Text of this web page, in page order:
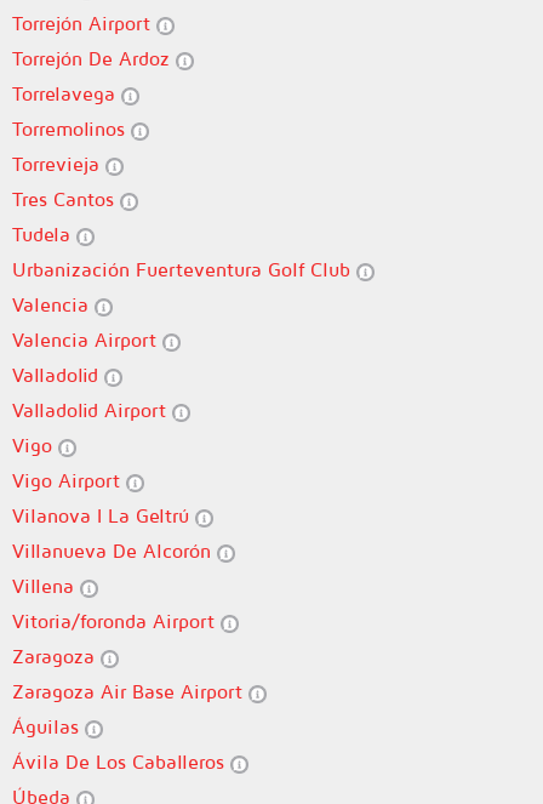
Torrejón Airport
Torrejón De Ardoz
Torrelavega
Torremolinos
Torrevieja
Tres Cantos
Tudela
Urbanización Fuerteventura Golf Club
Valencia
Valencia Airport
Valladolid
Valladolid Airport
Vigo
Vigo Airport
Vilanova I La Geltrú
Villanueva De Alcorón
Villena
Vitoria/foronda Airport
Zaragoza
Zaragoza Air Base Airport
Águilas
Ávila De Los Caballeros
Úbeda